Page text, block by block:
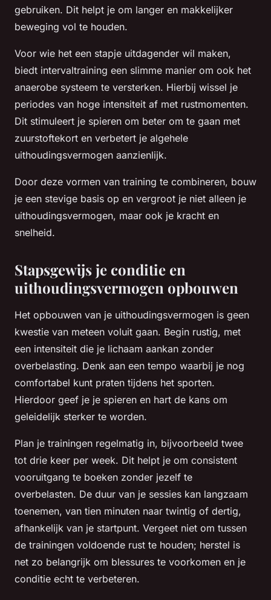
gebruiken. Dit helpt je om langer en makkelijker
beweging vol te houden.
Voor wie het een stapje uitdagender wil maken,
biedt intervaltraining een slimme manier om ook het
anaerobe systeem te versterken. Hierbij wissel je
periodes van hoge intensiteit af met rustmomenten.
Dit stimuleert je spieren om beter om te gaan met
zuurstoftekort en verbetert je algehele
uithoudingsvermogen aanzienlijk.
Door deze vormen van training te combineren, bouw
je een stevige basis op en vergroot je niet alleen je
uithoudingsvermogen, maar ook je kracht en
snelheid.
Stapsgewijs je conditie en
uithoudingsvermogen opbouwen
Het opbouwen van je uithoudingsvermogen is geen
kwestie van meteen voluit gaan. Begin rustig, met
een intensiteit die je lichaam aankan zonder
overbelasting. Denk aan een tempo waarbij je nog
comfortabel kunt praten tijdens het sporten.
Hierdoor geef je je spieren en hart de kans om
geleidelijk sterker te worden.
Plan je trainingen regelmatig in, bijvoorbeeld twee
tot drie keer per week. Dit helpt je om consistent
vooruitgang te boeken zonder jezelf te
overbelasten. De duur van je sessies kan langzaam
toenemen, van tien minuten naar twintig of dertig,
afhankelijk van je startpunt. Vergeet niet om tussen
de trainingen voldoende rust te houden; herstel is
net zo belangrijk om blessures te voorkomen en je
conditie echt te verbeteren.